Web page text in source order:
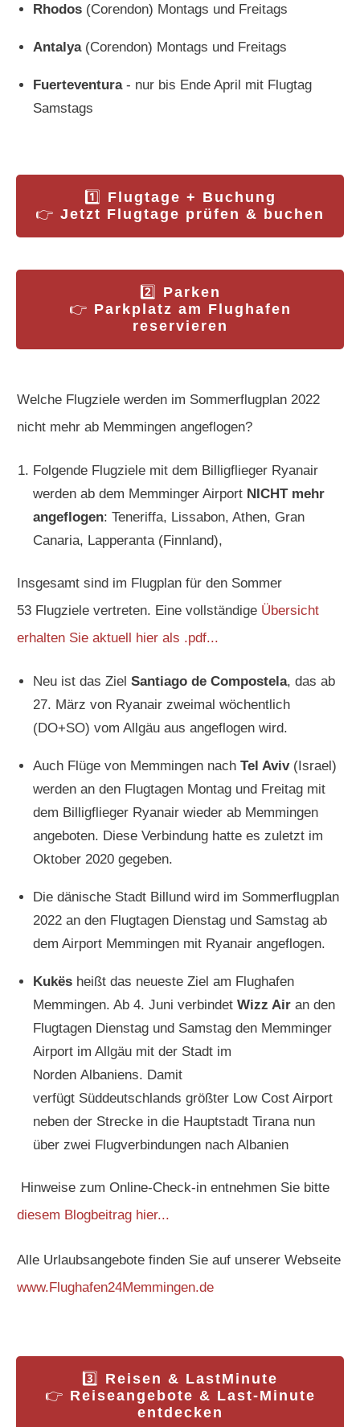
Rhodos (Corendon) Montags und Freitags
Antalya(Corendon) Montags und Freitags
Fuerteventura- nur bis Ende April mit Flugtag
Samstags
1️⃣ Flugtage + Buchung
👉 Jetzt Flugtage prüfen & buchen
2️⃣ Parken
👉 Parkplatz am Flughafen
reservieren
Welche Flugziele werden im Sommerflugplan 2022
nicht mehr ab Memmingen angeflogen?
Folgende Flugziele mit dem Billigflieger Ryanair
werden ab dem Memminger Airport NICHT mehr
angeflogen: Teneriffa, Lissabon, Athen, Gran
Canaria, Lapperanta (Finnland),
Insgesamt sind im Flugplan für den Sommer
53 Flugziele vertreten. Eine vollständige Übersicht
erhalten Sie aktuell hier als .pdf...
Neu ist das Ziel Santiago de Compostela, das ab
27. März von Ryanair zweimal wöchentlich
(DO+SO) vom Allgäu aus angeflogen wird.
Auch Flüge von Memmingen nach Tel Aviv(Israel)
werden an den Flugtagen Montag und Freitag mit
dem Billigflieger Ryanair wieder ab Memmingen
angeboten. Diese Verbindung hatte es zuletzt im
Oktober 2020 gegeben.
Die dänische Stadt Billund wird im Sommerflugplan
2022 an den Flugtagen Dienstag und Samstag ab
dem Airport Memmingen mit Ryanair angeflogen.
Kukës heißt das neueste Ziel am Flughafen
Memmingen. Ab 4. Juni verbindet Wizz Air an den
Flugtagen Dienstag und Samstag den Memminger
Airport im Allgäu mit der Stadt im
Norden Albaniens. Damit
verfügt Süddeutschlands größter Low Cost Airport
neben der Strecke in die Hauptstadt Tirananun
über zwei Flugverbindungen nach Albanien
Hinweise zum Online-Check-in entnehmen Sie bitte
diesem Blogbeitrag hier...
Alle Urlaubsangebote finden Sie auf unserer Webseite
www.Flughafen24Memmingen.de
3️⃣ Reisen & LastMinute
👉 Reiseangebote & Last-Minute
entdecken